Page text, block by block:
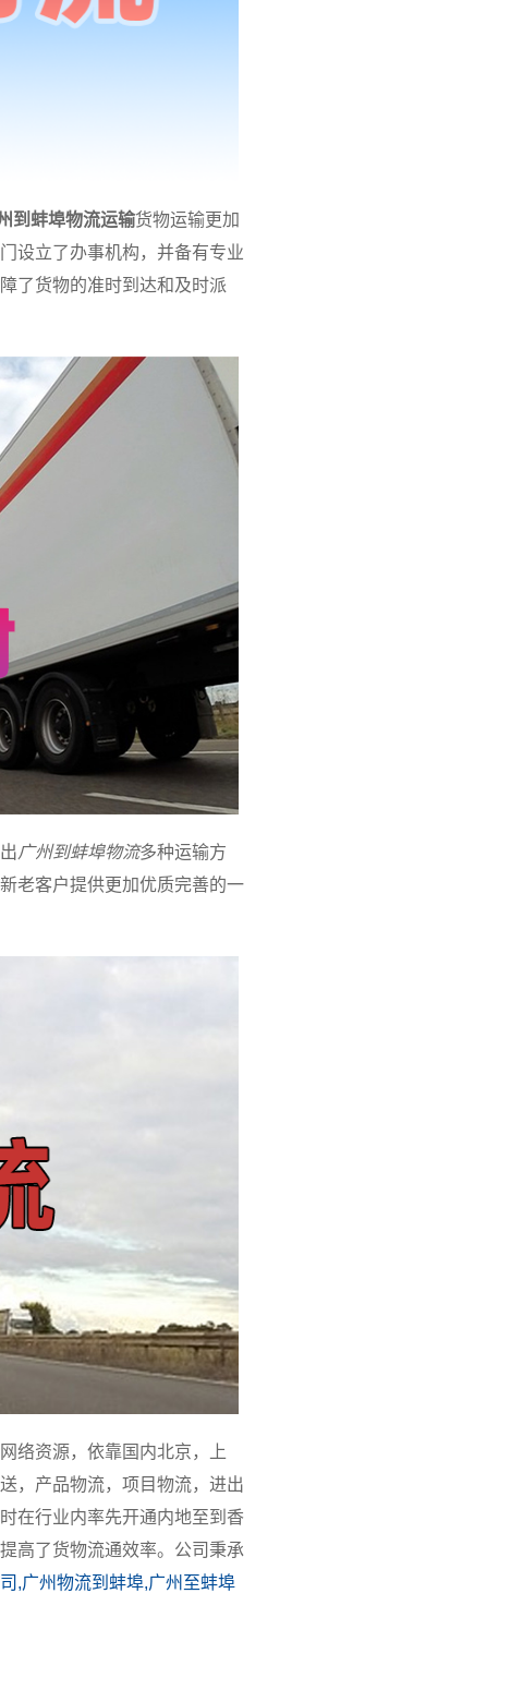
到蚌埠物流运输货物运输更加
设立了办事机构，并备有专业
了货物的准时到达和及时派
广州到蚌埠物流多种运输方
老客户提供更加优质完善的一
络资源，依靠国内北京，上
，产品物流，项目物流，进出
在行业内率先开通内地至到香
高了货物流通效率。公司秉承
,广州物流到蚌埠,广州至蚌埠